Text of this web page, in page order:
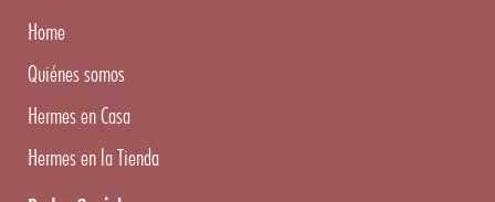
Home
Quiénes somos
Hermes en Casa
Hermes en la Tienda